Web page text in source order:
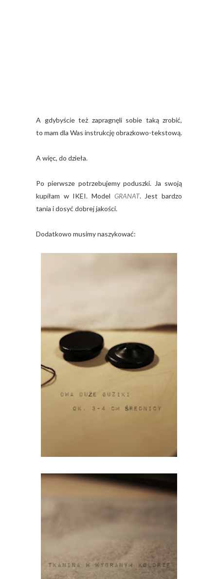
A gdybyście też zapragnęli sobie taką zrobić,
to mam dla Was instrukcję obrazkowo-tekstową.
A więc, do dzieła.
Po pierwsze potrzebujemy poduszki. Ja swoją
kupiłam w IKEI. Model GRANAT. Jest bardzo
tania i dosyć dobrej jakości.
Dodatkowo musimy naszykować: